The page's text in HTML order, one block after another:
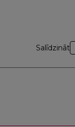
Salīdzināt